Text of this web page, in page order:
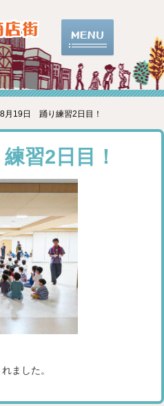
月19日 踊り練習2日目！
習2日目！
ました。